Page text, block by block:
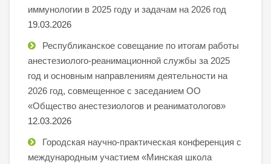
иммунологии в 2025 году и задачам на 2026 год
19.03.2026
Республиканское совещание по итогам работы
анестезиолого-реанимационной службы за 2025
год и основным направлениям деятельности на
2026 год, совмещенное с заседанием ОО
«Общество анестезиологов и реаниматологов»
12.03.2026
Городская научно-практическая конференция с
международным участием «Минская школа